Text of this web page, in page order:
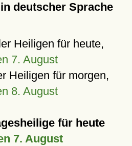
deutscher Sprache
Heiligen für heute,
7. August
Heiligen für morgen,
8. August
für heute
7. August